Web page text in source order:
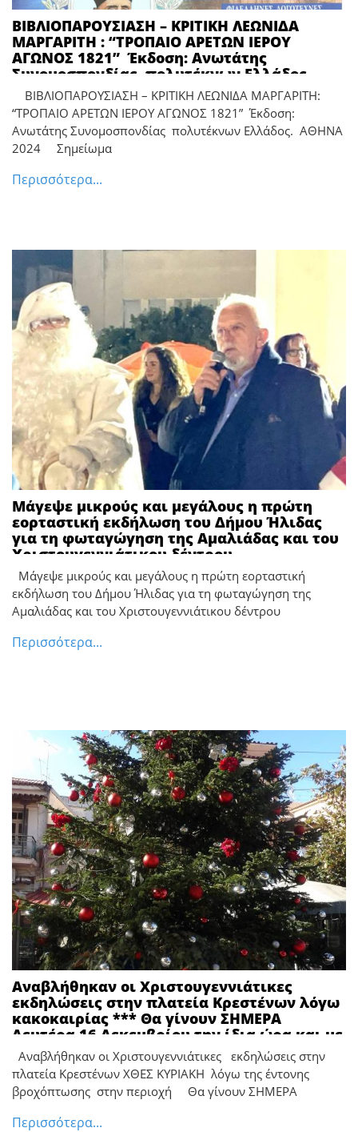
ΒΙBΛΙΟΠΑΡΟΥΣΙΑΣΗ – ΚΡΙΤΙΚΗ ΛΕΩΝΙΔΑ
ΜΑΡΓΑΡΙΤΗ : “ΤΡΟΠΑΙΟ ΑΡΕΤΩΝ ΙΕΡΟΥ
ΑΓΩΝΟΣ 1821” Έκδοση: Ανωτάτης
Συνομοσπονδίας πολυτέκνων Ελλάδος.
ΑΘΗΝΑ 2024 *** Σημείωμα Σταύρου
Ιντζεγιάννη
ΒΙBΛΙΟΠΑΡΟΥΣΙΑΣΗ – ΚΡΙΤΙΚΗ ΛΕΩΝΙΔΑ ΜΑΡΓΑΡΙΤΗ:
“ΤΡΟΠΑΙΟ ΑΡΕΤΩΝ ΙΕΡΟΥ ΑΓΩΝΟΣ 1821” Έκδοση:
Ανωτάτης Συνομοσπονδίας πολυτέκνων Ελλάδος. ΑΘΗΝΑ
2024 Σημείωμα
Περισσότερα...
Μάγεψε μικρούς και μεγάλους η πρώτη
εορταστική εκδήλωση του Δήμου Ήλιδας
για τη φωταγώγηση της Αμαλιάδας και του
Χριστουγεννιάτικου δέντρου
Μάγεψε μικρούς και μεγάλους η πρώτη εορταστική
εκδήλωση του Δήμου Ήλιδας για τη φωταγώγηση της
Αμαλιάδας και του Χριστουγεννιάτικου δέντρου
Περισσότερα...
Αναβλήθηκαν οι Χριστουγεννιάτικες
εκδηλώσεις στην πλατεία Κρεστένων λόγω
κακοκαιρίας *** Θα γίνουν ΣΗΜΕΡΑ
Δευτέρα 16 Δεκεμβρίου την ίδια ώρα και με
το ίδιο πρόγραμμα
Αναβλήθηκαν οι Χριστουγεννιάτικες εκδηλώσεις στην
πλατεία Κρεστένων ΧΘΕΣ ΚΥΡΙΑΚΗ λόγω της έντονης
βροχόπτωσης στην περιοχή Θα γίνουν ΣΗΜΕΡΑ
Περισσότερα...